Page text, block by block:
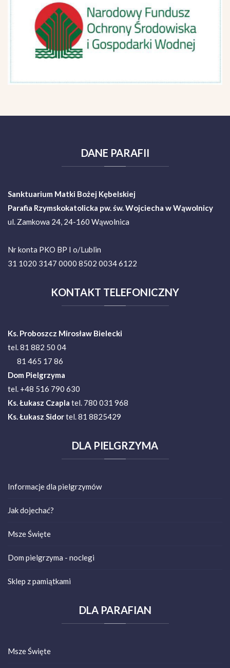
DANE PARAFII
Sanktuarium Matki Bożej Kębelskiej
Parafia Rzymskokatolicka pw. św. Wojciecha w Wąwolnicy
ul. Zamkowa 24, 24-160 Wąwolnica
Nr konta PKO BP I o/Lublin
31 1020 3147 0000 8502 0034 6122
KONTAKT TELEFONICZNY
Ks. Proboszcz Mirosław Bielecki
tel. 81 882 50 04
81 465 17 86
Dom Pielgrzyma
tel. +48 516 790 630
Ks.Łukasz Czapla tel. 780 031 968
Ks. Łukasz Sidortel. 81 8825429
DLA PIELGRZYMA
Informacje dla pielgrzymów
Jak dojechać?
Msze Święte
Dom pielgrzyma - noclegi
Sklep z pamiątkami
DLAPARAFIAN
Msze Święte